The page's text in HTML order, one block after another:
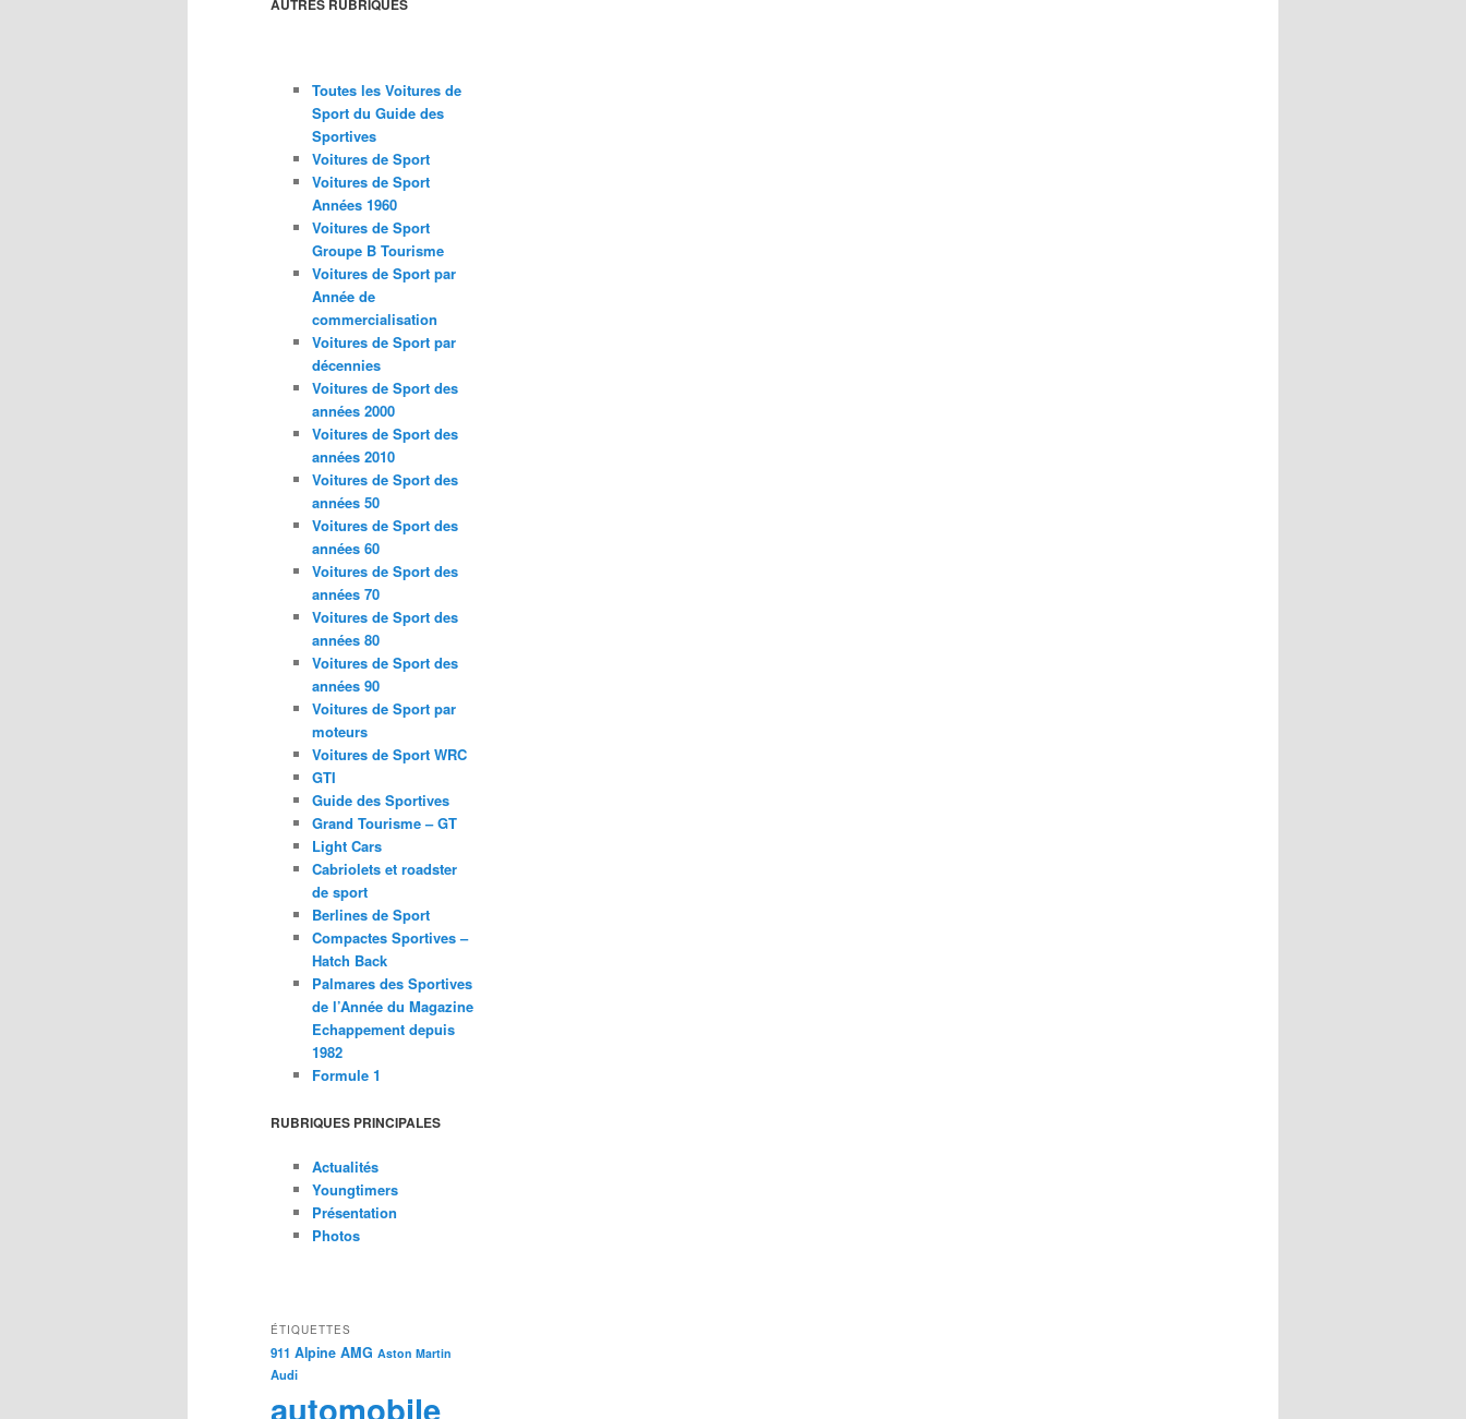
AUTRES RUBRIQUES
Toutes les Voitures de
Sport du Guide des
Sportives
Voitures de Sport
Voitures de Sport
Années 1960
Voitures de Sport
Groupe B Tourisme
Voitures de Sport par
Année de
commercialisation
Voitures de Sport par
décennies
Voitures de Sport des
années 2000
Voitures de Sport des
années 2010
Voitures de Sport des
années 50
Voitures de Sport des
années 60
Voitures de Sport des
années 70
Voitures de Sport des
années 80
Voitures de Sport des
années 90
Voitures de Sport par
moteurs
Voitures de Sport WRC
GTI
Guide des Sportives
Grand Tourisme – GT
Light Cars
Cabriolets et roadster
de sport
Berlines de Sport
Compactes Sportives –
Hatch Back
Palmares des Sportives
de l’Année du Magazine
Echappement depuis
1982
Formule 1
RUBRIQUES PRINCIPALES
Actualités
Youngtimers
Présentation
Photos
ÉTIQUETTES
911 Alpine AMG Aston Martin
Audi
automobile